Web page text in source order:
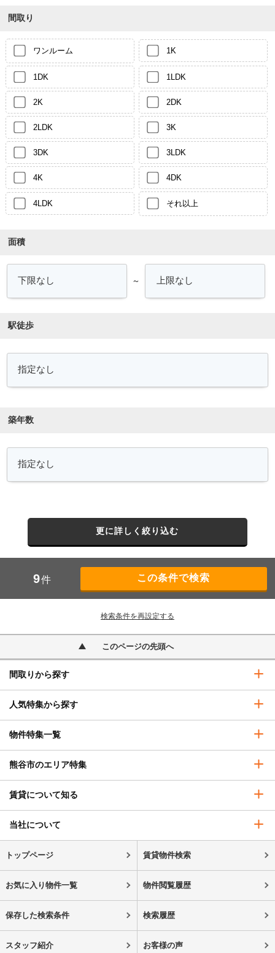
間取り
ワンルーム 1K
1DK 1LDK
2K 2DK
2LDK 3K
3DK 3LDK
4K 4DK
4LDK それ以上
面積
～
駅徒歩
築年数
更に詳しく絞り込む
9件
検索条件を再設定する
このページの先頭へ
間取りから探す
人気特集から探す
物件特集一覧
熊谷市のエリア特集
賃貸について知る
当社について
トップページ 賃貸物件検索
お気に入り物件一覧 物件閲覧履歴
保存した検索条件 検索履歴
スタッフ紹介 お客様の声